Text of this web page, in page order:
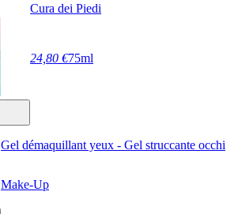
Cura dei Piedi
24,80 €75ml
Gel démaquillant yeux - Gel struccante occhi
Make-Up